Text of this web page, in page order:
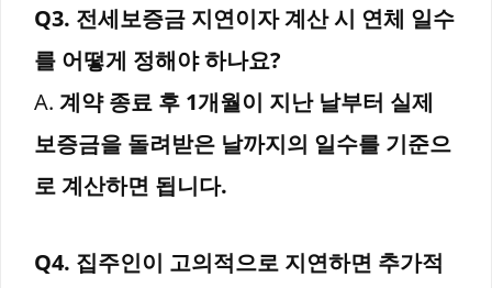
Q3. 전세보증금 지연이자 계산 시 연체 일수
를 어떻게 정해야 하나요?
A. 계약 종료 후 1개월이 지난 날부터 실제
보증금을 돌려받은 날까지의 일수를 기준으
로 계산하면 됩니다.
Q4. 집주인이 고의적으로 지연하면 추가적